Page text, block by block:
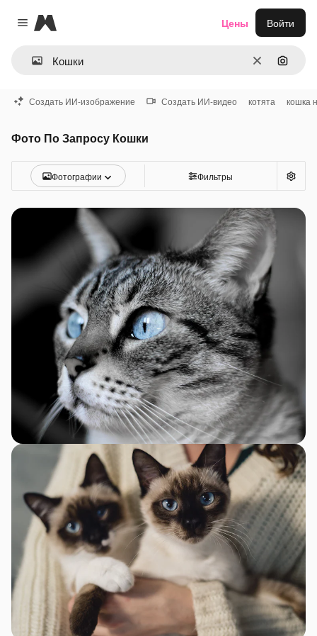
Close menu
Magnific
ОчиститьПоиск
Цены Войти
Создать ИИ-изображение Создать ИИ-видео котята кошка
Фото По Запросу Кошки
Фотографии Фильтры